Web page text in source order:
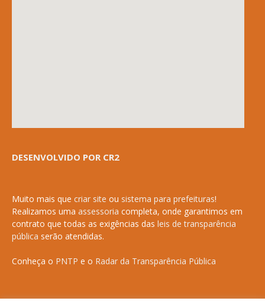
DESENVOLVIDO POR CR2
Muito mais que criar site ou sistema para prefeituras!
Realizamos uma assessoria completa, onde garantimos em
contrato que todas as exigências das leis de transparência
pública serão atendidas.
Conheça o PNTP e o Radar da Transparência Pública